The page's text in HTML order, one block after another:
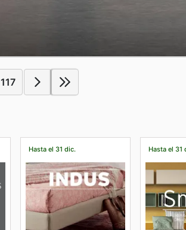
117
Hasta el 31 dic. Hasta el 31